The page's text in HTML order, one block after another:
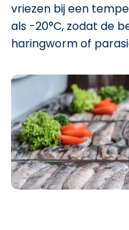
vriezen bij een
als -20°C, zodat de
haringworm of